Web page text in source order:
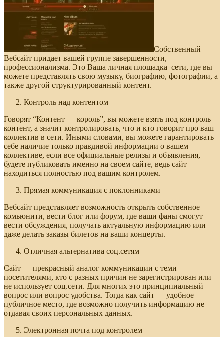
Собственный
Вебсайт придает вашей группе завершенности,
профессионализма. Это Ваша личная площадка сети, где вы
можете представлять свою музыку, биографию, фотографии, а
также другой структурированный контент.
Контроль над контентом
Говорят “Контент — король”, вы можете взять под контроль
контент, а значит контролировать, что и кто говорит про ваш
коллектив в сети. Иными словами, вы можете гарантировать
себе наличие только правдивой информации о вашем
коллективе, если все официальные релизы и объявления,
будете публиковать именно на своем сайте, ведь сайт
находиться полностью под вашим контролем.
Прямая коммуникация с поклонниками
Вебсайт представляет возможность открыть собственное
комьюнити, вести блог или форум, где ваши фаны смогут
вести обсуждения, получать актуальную информацию или
даже делать заказы билетов на ваши концерты.
Отличная альтернатива соц.сетям
Сайт — прекрасный аналог коммуникации с теми
посетителями, кто с разных причин не зарегистрирован или
не использует соц.сети. Для многих это принципиальный
вопрос или вопрос удобства. Тогда как сайт — удобное
публичное место, где возможно получить информацию не
отдавая своих персональных данных.
Электронная почта под контролем